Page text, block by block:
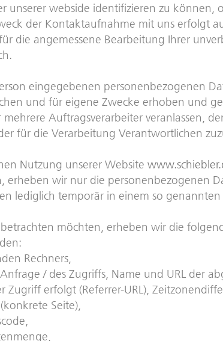
unserer webside identifizieren zu
der Kontaktaufnahme mit uns erfolgt
die angemessene Bearbeitung Ihrer
eingegebenen personenbezogenen
und für eigene Zwecke erhoben und
Auftragsverarbeiter veranlassen,
für die Verarbeitung Verantwortlichen
Nutzung unserer Website
wir nur die personenbezogenen
lediglich temporär in einem so genannten
möchten, erheben wir die
Rechners,
/ des Zugriffs, Name und URL der
Zugriff erfolgt (Referrer-URL),
Seite),